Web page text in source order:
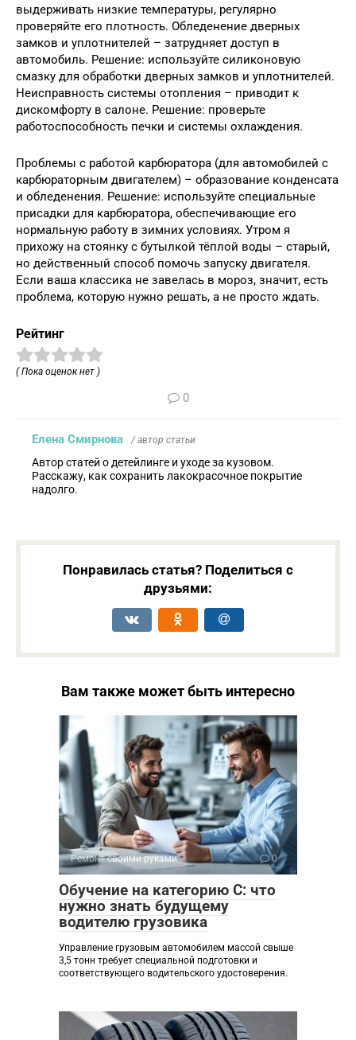
выдерживать низкие температуры, регулярно
проверяйте его плотность. Обледенение дверных
замков и уплотнителей – затрудняет доступ в
автомобиль. Решение: используйте силиконовую
смазку для обработки дверных замков и уплотнителей.
Неисправность системы отопления – приводит к
дискомфорту в салоне. Решение: проверьте
работоспособность печки и системы охлаждения.
Проблемы с работой карбюратора (для автомобилей с
карбюраторным двигателем) – образование конденсата
и обледенения. Решение: используйте специальные
присадки для карбюратора, обеспечивающие его
нормальную работу в зимних условиях. Утром я
прихожу на стоянку с бутылкой тёплой воды – старый,
но действенный способ помочь запуску двигателя.
Если ваша классика не завелась в мороз, значит, есть
проблема, которую нужно решать, а не просто ждать.
Рейтинг
( Пока оценок нет )
0
Елена Смирнова / автор статьи
Автор статей о детейлинге и уходе за кузовом.
Расскажу, как сохранить лакокрасочное покрытие
надолго.
Понравилась статья? Поделиться с
друзьями:
Вам также может быть интересно
Ремонт своими руками 0
Обучение на категорию C: что
нужно знать будущему
водителю грузовика
Управление грузовым автомобилем массой свыше
3,5 тонн требует специальной подготовки и
соответствующего водительского удостоверения.